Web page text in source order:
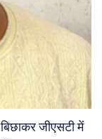
जीएसटी में